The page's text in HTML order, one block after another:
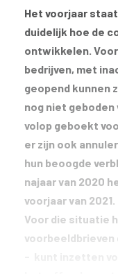
Het voorjaar
duidelijk hoe de
ontwikkelen.
bedrijven, met
geopend kunnen
nog niet geboden
volop geboekt
er zijn ook
hun beoogde
najaar van 2020
voorjaar van 2021.
Voor die situatie
voorbeeldbrieven